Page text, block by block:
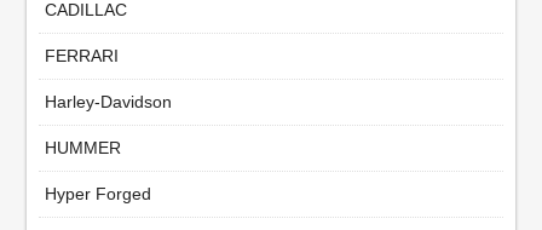
CADILLAC
FERRARI
Harley-Davidson
HUMMER
Hyper Forged